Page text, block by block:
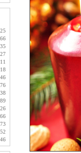
25
66
35
27
11
18
46
76
38
89
26
66
73
52
46